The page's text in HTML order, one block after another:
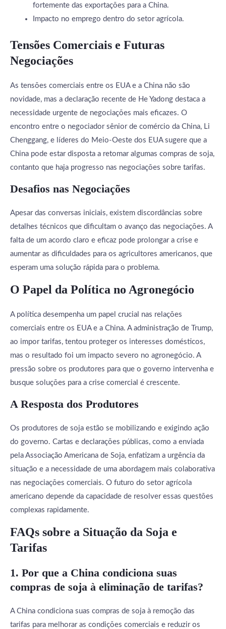
fortemente das exportações para a China.
Impacto no emprego dentro do setor agrícola.
Tensões Comerciais e Futuras
Negociações
As tensões comerciais entre os EUA e a China não são
novidade, mas a declaração recente de He Yadong destaca a
necessidade urgente de negociações mais eficazes. O
encontro entre o negociador sênior de comércio da China, Li
Chenggang, e líderes do Meio-Oeste dos EUA sugere que a
China pode estar disposta a retomar algumas compras de soja,
contanto que haja progresso nas negociações sobre tarifas.
Desafios nas Negociações
Apesar das conversas iniciais, existem discordâncias sobre
detalhes técnicos que dificultam o avanço das negociações. A
falta de um acordo claro e eficaz pode prolongar a crise e
aumentar as dificuldades para os agricultores americanos, que
esperam uma solução rápida para o problema.
O Papel da Política no Agronegócio
A política desempenha um papel crucial nas relações
comerciais entre os EUA e a China. A administração de Trump,
ao impor tarifas, tentou proteger os interesses domésticos,
mas o resultado foi um impacto severo no agronegócio. A
pressão sobre os produtores para que o governo intervenha e
busque soluções para a crise comercial é crescente.
A Resposta dos Produtores
Os produtores de soja estão se mobilizando e exigindo ação
do governo. Cartas e declarações públicas, como a enviada
pela Associação Americana de Soja, enfatizam a urgência da
situação e a necessidade de uma abordagem mais colaborativa
nas negociações comerciais. O futuro do setor agrícola
americano depende da capacidade de resolver essas questões
complexas rapidamente.
FAQs sobre a Situação da Soja e
Tarifas
1. Por que a China condiciona suas
compras de soja à eliminação de tarifas?
A China condiciona suas compras de soja à remoção das
tarifas para melhorar as condições comerciais e reduzir os